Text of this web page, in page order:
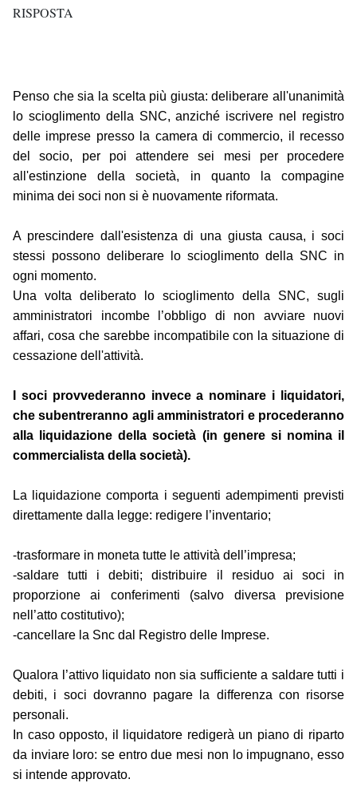
RISPOSTA
Penso che sia la scelta più giusta: deliberare all'unanimità
lo scioglimento della SNC, anziché iscrivere nel registro
delle imprese presso la camera di commercio, il recesso
del socio, per poi attendere sei mesi per procedere
all'estinzione della società, in quanto la compagine
minima dei soci non si è nuovamente riformata.
A prescindere dall'esistenza di una giusta causa, i soci
stessi possono deliberare lo scioglimento della SNC in
ogni momento.
Una volta deliberato lo scioglimento della SNC, sugli
amministratori incombe l’obbligo di non avviare nuovi
affari, cosa che sarebbe incompatibile con la situazione di
cessazione dell'attività.
I soci provvederanno invece a nominare i liquidatori,
che subentreranno agli amministratori e procederanno
alla liquidazione della società (in genere si nomina il
commercialista della società).
La liquidazione comporta i seguenti adempimenti previsti
direttamente dalla legge: redigere l’inventario;
-trasformare in moneta tutte le attività dell’impresa;
-saldare tutti i debiti; distribuire il residuo ai soci in
proporzione ai conferimenti (salvo diversa previsione
nell’atto costitutivo);
-cancellare la Snc dal Registro delle Imprese.
Qualora l’attivo liquidato non sia sufficiente a saldare tutti i
debiti, i soci dovranno pagare la differenza con risorse
personali.
In caso opposto, il liquidatore redigerà un piano di riparto
da inviare loro: se entro due mesi non lo impugnano, esso
si intende approvato.